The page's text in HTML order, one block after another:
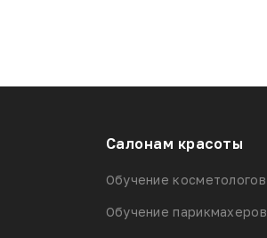
Салонам красоты
Обучение косметологов
Обучение парикмахеров